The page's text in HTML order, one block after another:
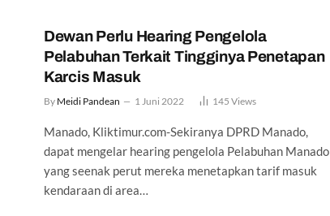
Dewan Perlu Hearing Pengelola
Pelabuhan Terkait Tingginya Penetapan
Karcis Masuk
By Meidi Pandean 1 Juni 2022 145 Views
Manado, Kliktimur.com-Sekiranya DPRD Manado,
dapat mengelar hearing pengelola Pelabuhan Manado
yang seenak perut mereka menetapkan tarif masuk
kendaraan di area…